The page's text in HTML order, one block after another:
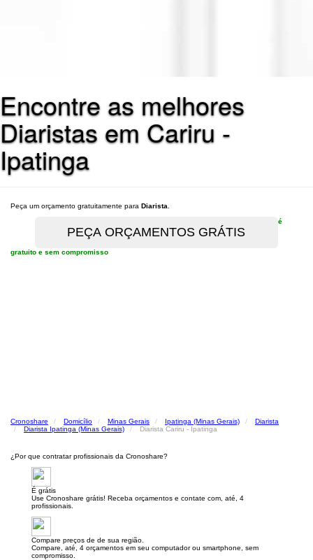
Encontre as melhores
Diaristas em Cariru -
Ipatinga
Peça um orçamento gratuitamente para Diarista
é
gratuito e sem compromisso
Cronoshare Domicílio Minas Gerais Ipatinga (Minas Gerais)
Diarista
Diarista Ipatinga (Minas Gerais)
Diarista Cariru - Ipatinga
¿Por que contratar profissionais da Cronoshare?
É grátis
Use Cronoshare grátis! Receba orçamentos e contate com, até, 4
profissionais.
Compare preços de de sua região.
Compare, até, 4 orçamentos em seu computador ou smartphone, sem
compromisso.